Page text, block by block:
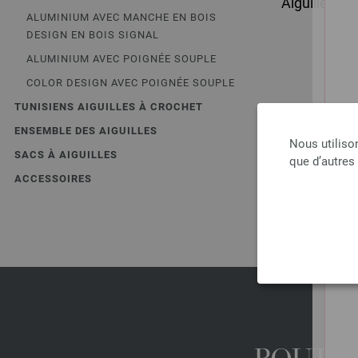
Nous
que
ALUMINIUM AVEC MANCHE EN BOIS
DESIGN EN BOIS SIGNAL
ALUMINIUM AVEC POIGNÉE SOUPLE
COLOR DESIGN AVEC POIGNÉE SOUPLE
TUNISIENS AIGUILLES À CROCHET
ENSEMBLE DES AIGUILLES
SACS À AIGUILLES
ACCESSOIRES